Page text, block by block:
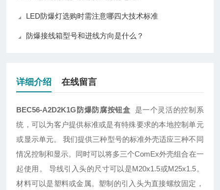
LED防爆灯选购时需注意哪四大技术标准
防爆接线箱型号和进线方向是什么？
详细介绍 在线留言
BEC56-A2D2K1G防爆防腐按钮盒 是一个灵活的控制系
统，可以为客户提供标准或是有特殊要求的本地控制单元
或显示单元。
我们提供三种型号的标准外壳适应三种不同
情况控制和显示。同时可以将多三个ComEx外壳组合在一
起使用。 导线引入头的尺寸可以是M20x1.5或M25x1.5。
材料可以是塑料或金属。塑制的引入头为直接螺纹固定，